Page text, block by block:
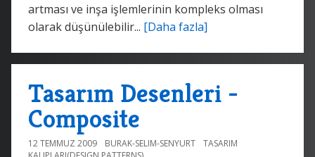
artması ve inşa işlemlerinin kompleks olması
olarak düşünülebilir... [Daha fazla]
Tasarım Desenleri -
Composite
12 TEMMUZ 2009 BURAK-SELIM-SENYURT
TASARIM